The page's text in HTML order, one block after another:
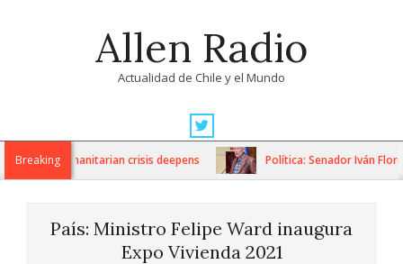
Allen Radio
Actualidad de Chile y el Mundo
Navigation
MenuBreaking
as humanitarian crisis deepens Política: Senador Iván Flores
País: Ministro Felipe Ward inaugura
Expo Vivienda 2021